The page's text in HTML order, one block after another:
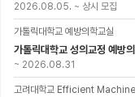
2026.08.05. ~ 상시 모집
가톨릭대학교 예방의학교실
가톨릭대학교 성의교정 예방
~ 2026.08.31
고려대학교 Efficient